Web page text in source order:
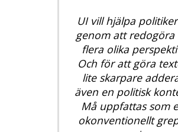
UI vill hjälpa
genom att redogöra
flera olika
Och för att göra
lite skarpare
även en politisk
Må uppfattas som
okonventionellt